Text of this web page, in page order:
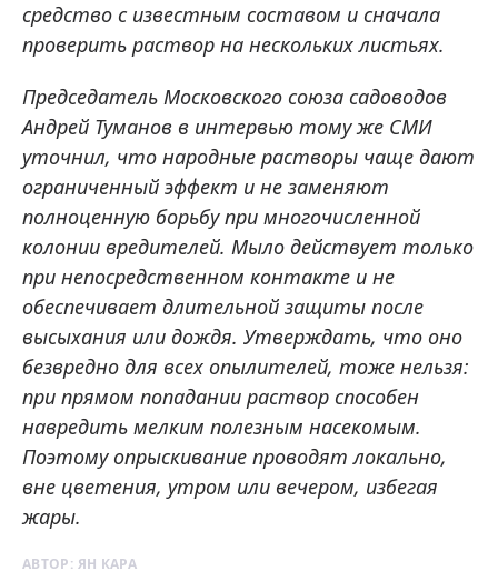
средство с известным составом и сначала
проверить раствор на нескольких листьях.
Председатель Московского союза садоводов
Андрей Туманов в интервью тому же СМИ
уточнил, что народные растворы чаще дают
ограниченный эффект и не заменяют
полноценную борьбу при многочисленной
колонии вредителей. Мыло действует только
при непосредственном контакте и не
обеспечивает длительной защиты после
высыхания или дождя. Утверждать, что оно
безвредно для всех опылителей, тоже нельзя:
при прямом попадании раствор способен
навредить мелким полезным насекомым.
Поэтому опрыскивание проводят локально,
вне цветения, утром или вечером, избегая
жары.
АВТОР: ЯН КАРА